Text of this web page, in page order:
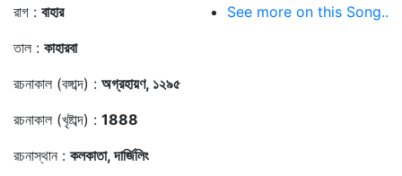
রাগ : বাহার
তাল : কাহারবা
রচনাকাল (বঙ্গাব্দ) : অগ্রহায়ণ, ১২৯৫
রচনাকাল (খৃষ্টাব্দ) : 1888
রচনাস্থান : কলকাতা, দার্জিলিং
See more on this Song..